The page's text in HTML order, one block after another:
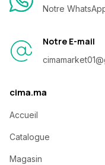
Notre
Notre E-mail
cima.ma
Accueil
Catalogue
Magasin